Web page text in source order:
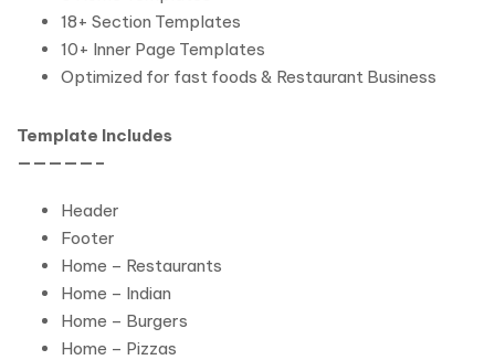
18+ Section Templates
10+ Inner Page Templates
Optimized for fast foods & Restaurant Business
Template Includes
—————–
Header
Footer
Home – Restaurants
Home – Indian
Home – Burgers
Home – Pizzas